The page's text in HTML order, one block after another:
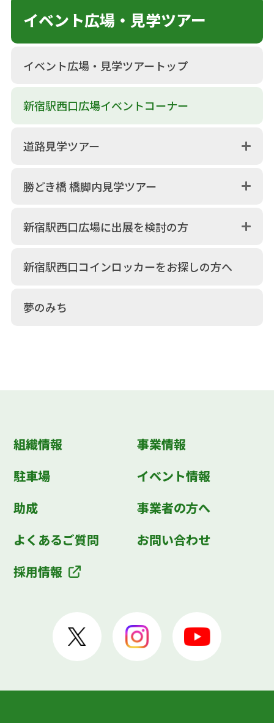
イベント広場・見学ツアー
イベント広場・見学ツアートップ
新宿駅西口広場イベントコーナー
道路見学ツアー
勝どき橋 橋脚内見学ツアー
新宿駅西口広場に出展を検討の方
新宿駅西口コインロッカーをお探しの方へ
夢のみち
組織情報
事業情報
駐車場
イベント情報
助成
事業者の方へ
よくあるご質問
お問い合わせ
採用情報